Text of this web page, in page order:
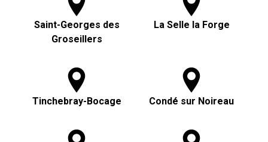
Saint-Georges des
Groseillers
La Selle la Forge
Tinchebray-Bocage Condé sur Noireau